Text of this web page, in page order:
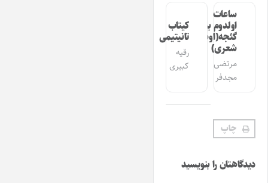
ساعات
اولدوم بیر
گئجه(اوشاق
شعری)
مرتضی
مجدفر
کیتاب
تانیتیمی
رقیه
کبیری
چاپ
دیدگاهتان را بنویسید